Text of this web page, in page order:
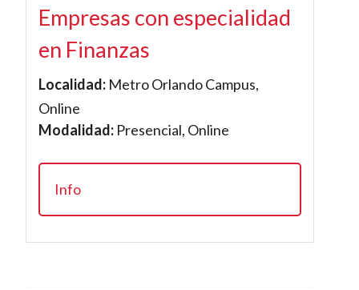
Empresas con especialidad
en Finanzas
Localidad: Metro Orlando Campus,
Online
Modalidad: Presencial, Online
Info